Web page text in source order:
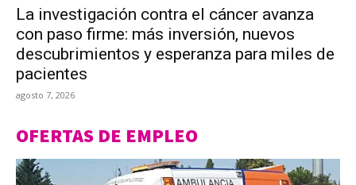
La investigación contra el cáncer avanza
con paso firme: más inversión, nuevos
descubrimientos y esperanza para miles de
pacientes
agosto 7, 2026
OFERTAS DE EMPLEO